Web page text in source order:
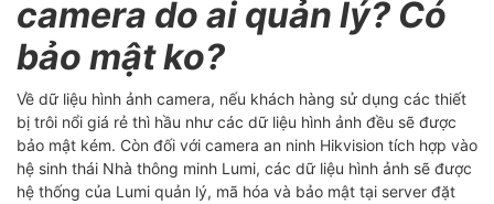
camera do ai quản lý? Có
bảo mật ko?
Về dữ liệu hình ảnh camera, nếu khách hàng sử dụng các thiết
bị trôi nổi giá rẻ thì hầu như các dữ liệu hình ảnh đều sẽ được
bảo mật kém. Còn đối với camera an ninh Hikvision tích hợp vào
hệ sinh thái Nhà thông minh Lumi, các dữ liệu hình ảnh sẽ được
hệ thống của Lumi quản lý, mã hóa và bảo mật tại server đặt